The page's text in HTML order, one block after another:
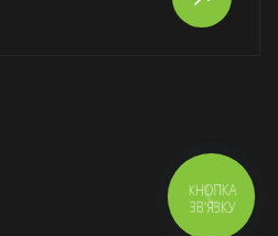
КНОПКА
ЗВ'ЯЗКУ